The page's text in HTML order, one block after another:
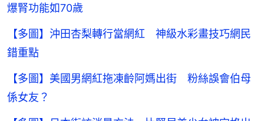
爆腎功能如70歲
【多圖】沖田杏梨轉行當網紅 神級水彩畫技巧網民
錯重點
【多圖】美國男網紅拖凍齡阿媽出街 粉絲誤會伯母
係女友？